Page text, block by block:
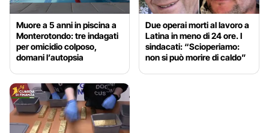
Muore a 5 anni in piscina a
Monterotondo: tre indagati
per omicidio colposo,
domani l’autopsia
Due operai morti al lavoro a
Latina in meno di 24 ore. I
sindacati: “Scioperiamo:
non si può morire di caldo”